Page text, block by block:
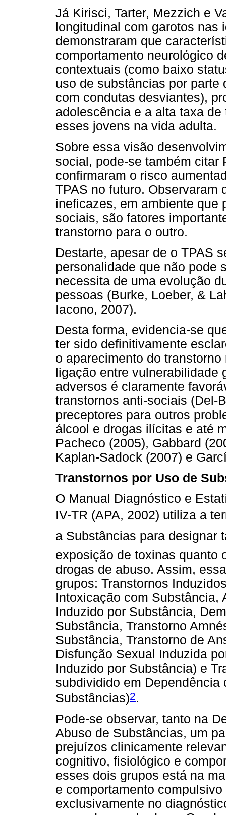
Já Kirisci, Tarter, Mezzich e
longitudinal com garotos nas
demonstraram que
comportamento neurológico
contextuais (como baixo
uso de substâncias por
com condutas desviantes),
adolescência e a alta taxa
esses jovens na vida adulta.
Sobre essa visão
social, pode-se também citar
confirmaram o risco
TPAS no futuro.
ineficazes, em ambiente que
sociais, são fatores
transtorno para o outro.
Destarte, apesar de o TPAS
personalidade que não pode
necessita de uma evolução
pessoas (Burke, Loeber, &
Iacono, 2007).
Desta forma, evidencia-se
ter sido definitivamente
o aparecimento do
ligação entre
adversos é claramente
transtornos anti-sociais (Del-
preceptores para outros
álcool e drogas ilícitas e até
Pacheco (2005), Gabbard
Kaplan-Sadock (2007) e
Transtornos por Uso de
O Manual Diagnóstico e
IV-TR (APA, 2002) utiliza a
a Substâncias para
exposição de toxinas quanto
drogas de abuso. Assim,
grupos: Transtornos
Intoxicação com Substância,
Induzido por Substância,
Substância, Transtorno
Substância, Transtorno de
Disfunção Sexual Induzida
Induzido por Substância) e
subdividido em
Substâncias)2.
Pode-se observar, tanto na
Abuso de Substâncias, um
prejuízos clinicamente
cognitivo, fisiológico e
esses dois grupos está na
e comportamento
exclusivamente no